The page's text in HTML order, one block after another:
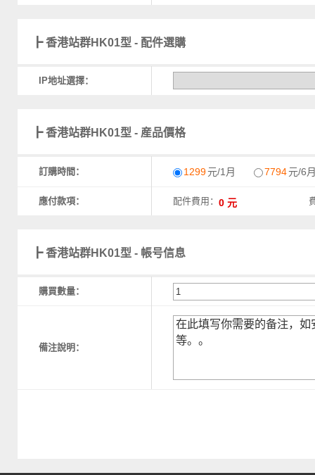
┣ 香港站群HK01型 - 配件選購
IP地址選擇：
┣ 香港站群HK01型 - 産品價格
訂購時間： 1299元/1月 7794元/6
應付款項： 配件費用：
┣ 香港站群HK01型 - 帳号信息
購買數量：
備注說明：